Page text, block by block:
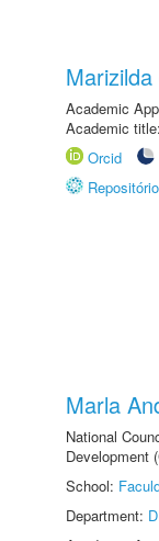
Academic
Academic
Orcid
Marla
National
Development
School:
Department: